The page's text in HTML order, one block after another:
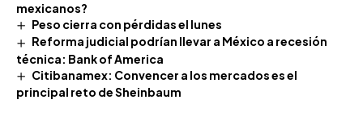
mexicanos?
Peso cierra con pérdidas el lunes
Reforma judicial podrían llevar a México a recesión
técnica: Bank of America
Citibanamex: Convencer a los mercados es el
principal reto de Sheinbaum